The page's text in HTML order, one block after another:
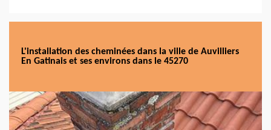
L'installation des cheminées dans la ville de Auvilliers
En Gatinais et ses environs dans le 45270